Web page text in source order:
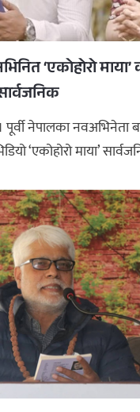
‘एकोहोरो
नेपालका नवअभिनेता
‘एकोहोरो माया’